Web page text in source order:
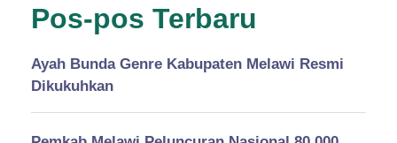
Pos-pos Terbaru
Ayah Bunda Genre Kabupaten Melawi Resmi
Dikukuhkan